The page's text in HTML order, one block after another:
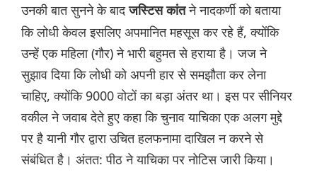
उनकी बात सुनने के बादजस्टिस कांतने नादकर्णी को बताया
कि लोधी केवल इसलिए अपमानित महसूस कर रहे हैं, क्योंकि
उन्हें एक महिला (गौर) ने भारी बहुमत से हराया है। जज ने
सुझाव दिया कि लोधी को अपनी हार से समझौता कर लेना
चाहिए, क्योंकि 9000 वोटों का बड़ा अंतर था। इस पर सीनियर
वकील ने जवाब देते हुए कहा कि चुनाव याचिका एक अलग मुद्दे
पर है यानी गौर द्वारा उचित हलफनामा दाखिल न करने से
संबंधित है। अंतत: पीठ ने याचिका पर नोटिस जारी किया।